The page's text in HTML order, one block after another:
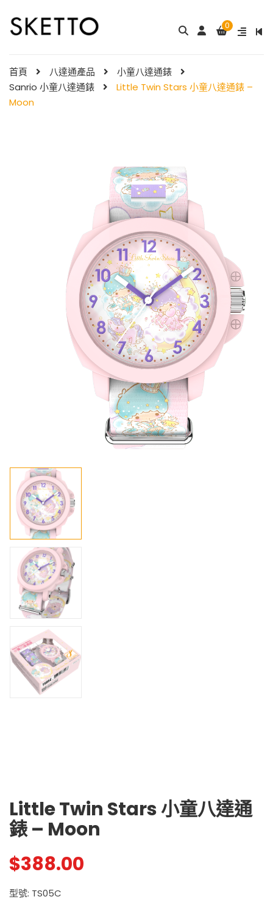
0
首頁 八達通產品
小童八達通錶
Sanrio 小童八達通錶
Little Twin Stars 小童八達通錶 –
Moon
Little Twin Stars 小童八達通
錶 – Moon
$388.00
型號: TS05C
$ 288.00
Hello Kitty 小童尼龍錶
Hello Kitty 小童尼龍錶
98.00
$98.00
$98.00
小童尼龍錶帶 – 玫 ...
$88.00